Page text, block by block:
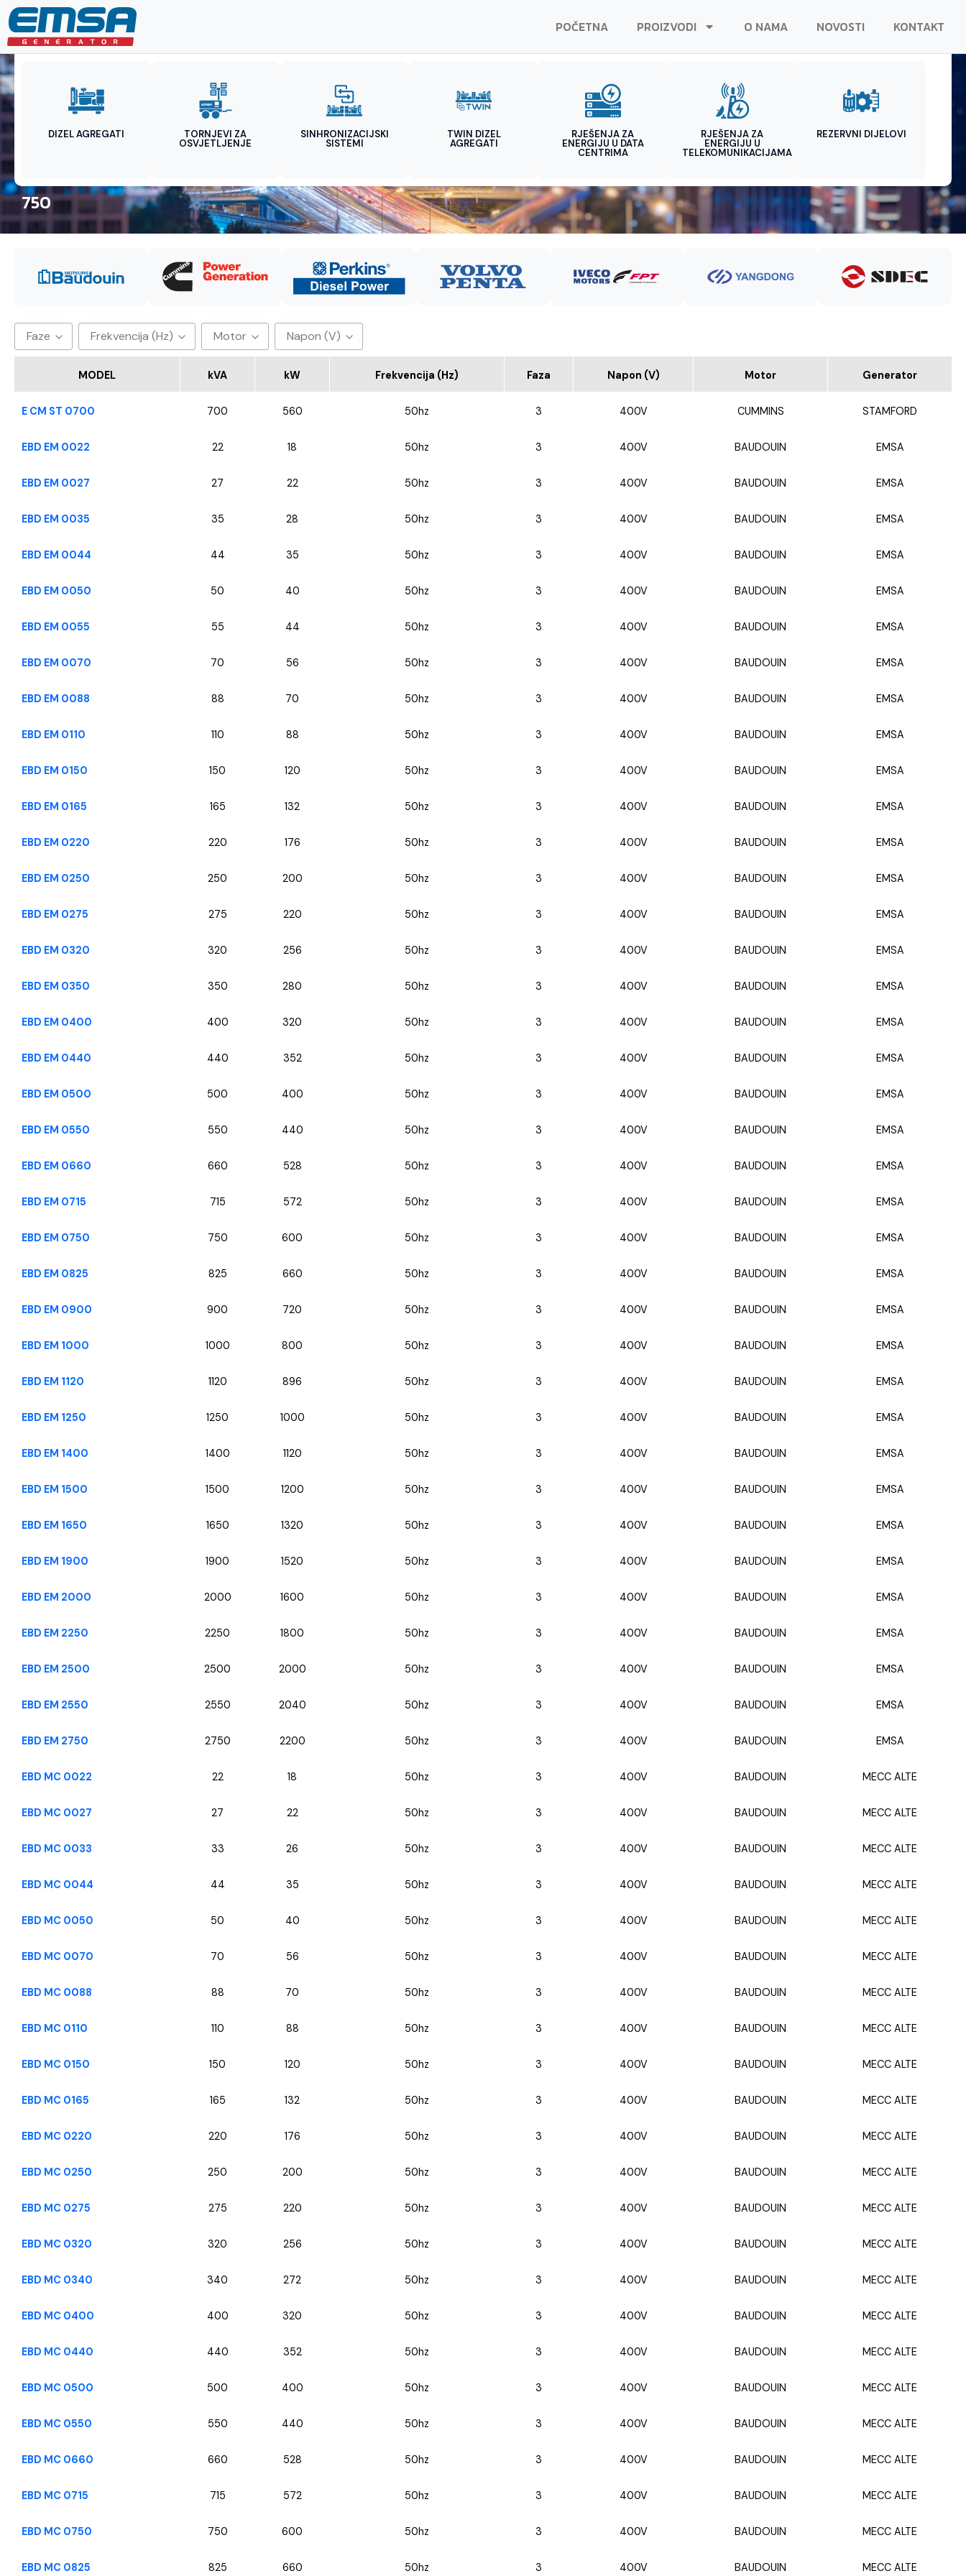
POČETNA PROIZVODI O NAMA NOVOSTI KONTAKT
DIZEL AGREGATI TORNJEVI ZA
OSVJETLJENJE
SINHRONIZACIJSKI
SISTEMI
TWIN DIZEL
AGREGATI
RJEŠENJA ZA
ENERGIJU U DATA
CENTRIMA
RJEŠENJA ZA
ENERGIJU U
TELEKOMUNIKACIJAMA
REZERVNI DIJELOVI
750
Faze Frekvencija (Hz)
50hz
Motor
Baudouin
CUMMINS
FPT - Iveco
Perkins
VOLVO
YANGDONG
Napon (V)
400V
MODEL kVA kW Frekvencija (Hz) Faza Napon (V) Motor Generator
E CM ST 0700 700 560 50hz 3 400V CUMMINS STAMFORD
EBD EM 0022 22 18 50hz 3 400V BAUDOUIN EMSA
EBD EM 0027 27 22 50hz 3 400V BAUDOUIN EMSA
EBD EM 0035 35 28 50hz 3 400V BAUDOUIN EMSA
EBD EM 0044 44 35 50hz 3 400V BAUDOUIN EMSA
EBD EM 0050 50 40 50hz 3 400V BAUDOUIN EMSA
EBD EM 0055 55 44 50hz 3 400V BAUDOUIN EMSA
EBD EM 0070 70 56 50hz 3 400V BAUDOUIN EMSA
EBD EM 0088 88 70 50hz 3 400V BAUDOUIN EMSA
EBD EM 0110 110 88 50hz 3 400V BAUDOUIN EMSA
EBD EM 0150 150 120 50hz 3 400V BAUDOUIN EMSA
EBD EM 0165 165 132 50hz 3 400V BAUDOUIN EMSA
EBD EM 0220 220 176 50hz 3 400V BAUDOUIN EMSA
EBD EM 0250 250 200 50hz 3 400V BAUDOUIN EMSA
EBD EM 0275 275 220 50hz 3 400V BAUDOUIN EMSA
EBD EM 0320 320 256 50hz 3 400V BAUDOUIN EMSA
EBD EM 0350 350 280 50hz 3 400V BAUDOUIN EMSA
EBD EM 0400 400 320 50hz 3 400V BAUDOUIN EMSA
EBD EM 0440 440 352 50hz 3 400V BAUDOUIN EMSA
EBD EM 0500 500 400 50hz 3 400V BAUDOUIN EMSA
EBD EM 0550 550 440 50hz 3 400V BAUDOUIN EMSA
EBD EM 0660 660 528 50hz 3 400V BAUDOUIN EMSA
EBD EM 0715 715 572 50hz 3 400V BAUDOUIN EMSA
EBD EM 0750 750 600 50hz 3 400V BAUDOUIN EMSA
EBD EM 0825 825 660 50hz 3 400V BAUDOUIN EMSA
EBD EM 0900 900 720 50hz 3 400V BAUDOUIN EMSA
EBD EM 1000 1000 800 50hz 3 400V BAUDOUIN EMSA
EBD EM 1120 1120 896 50hz 3 400V BAUDOUIN EMSA
EBD EM 1250 1250 1000 50hz 3 400V BAUDOUIN EMSA
EBD EM 1400 1400 1120 50hz 3 400V BAUDOUIN EMSA
EBD EM 1500 1500 1200 50hz 3 400V BAUDOUIN EMSA
EBD EM 1650 1650 1320 50hz 3 400V BAUDOUIN EMSA
EBD EM 1900 1900 1520 50hz 3 400V BAUDOUIN EMSA
EBD EM 2000 2000 1600 50hz 3 400V BAUDOUIN EMSA
EBD EM 2250 2250 1800 50hz 3 400V BAUDOUIN EMSA
EBD EM 2500 2500 2000 50hz 3 400V BAUDOUIN EMSA
EBD EM 2550 2550 2040 50hz 3 400V BAUDOUIN EMSA
EBD EM 2750 2750 2200 50hz 3 400V BAUDOUIN EMSA
EBD MC 0022 22 18 50hz 3 400V BAUDOUIN MECC ALTE
EBD MC 0027 27 22 50hz 3 400V BAUDOUIN MECC ALTE
EBD MC 0033 33 26 50hz 3 400V BAUDOUIN MECC ALTE
EBD MC 0044 44 35 50hz 3 400V BAUDOUIN MECC ALTE
EBD MC 0050 50 40 50hz 3 400V BAUDOUIN MECC ALTE
EBD MC 0070 70 56 50hz 3 400V BAUDOUIN MECC ALTE
EBD MC 0088 88 70 50hz 3 400V BAUDOUIN MECC ALTE
EBD MC 0110 110 88 50hz 3 400V BAUDOUIN MECC ALTE
EBD MC 0150 150 120 50hz 3 400V BAUDOUIN MECC ALTE
EBD MC 0165 165 132 50hz 3 400V BAUDOUIN MECC ALTE
EBD MC 0220 220 176 50hz 3 400V BAUDOUIN MECC ALTE
EBD MC 0250 250 200 50hz 3 400V BAUDOUIN MECC ALTE
EBD MC 0275 275 220 50hz 3 400V BAUDOUIN MECC ALTE
EBD MC 0320 320 256 50hz 3 400V BAUDOUIN MECC ALTE
EBD MC 0340 340 272 50hz 3 400V BAUDOUIN MECC ALTE
EBD MC 0400 400 320 50hz 3 400V BAUDOUIN MECC ALTE
EBD MC 0440 440 352 50hz 3 400V BAUDOUIN MECC ALTE
EBD MC 0500 500 400 50hz 3 400V BAUDOUIN MECC ALTE
EBD MC 0550 550 440 50hz 3 400V BAUDOUIN MECC ALTE
EBD MC 0660 660 528 50hz 3 400V BAUDOUIN MECC ALTE
EBD MC 0715 715 572 50hz 3 400V BAUDOUIN MECC ALTE
EBD MC 0750 750 600 50hz 3 400V BAUDOUIN MECC ALTE
EBD MC 0825 825 660 50hz 3 400V BAUDOUIN MECC ALTE